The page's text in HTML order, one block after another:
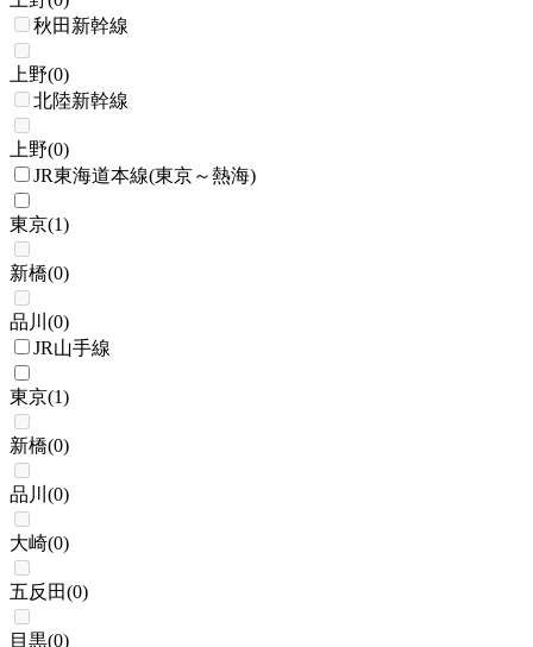
秋田新幹線
上野(0)
北陸新幹線
上野(0)
JR東海道本線(東京～熱海)
東京(1)
新橋(0)
品川 (0)
JR山手線
東京(1)
新橋(0)
品川 (0)
大崎(0)
五反田(0)
目黒(0)